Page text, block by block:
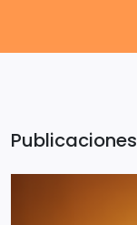
Publicaciones